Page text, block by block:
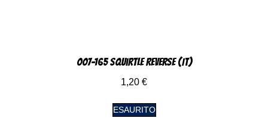
007-165 Squirtle Reverse (IT)
1,20 €
ESAURITO